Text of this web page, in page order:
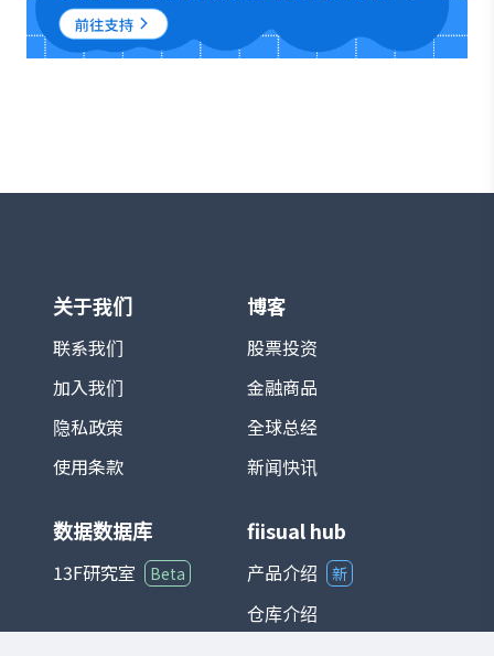
关于我们
联系我们
加入我们
隐私政策
使用条款
博客
股票投资
金融商品
全球总经
新闻快讯
数据数据库
13F研究室 Beta
fiisual hub
产品介绍 新
仓库介绍